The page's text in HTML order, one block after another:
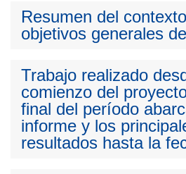
Resumen del
objetivos generales
Trabajo realizado
comienzo del
final del período
informe y los
resultados hasta la